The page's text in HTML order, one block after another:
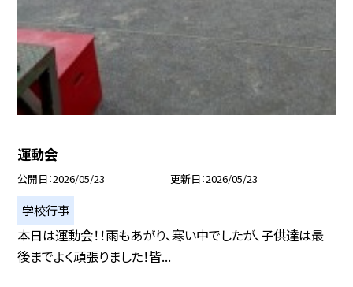
運動会
公開日 2026/05/23 更新日 2026/05/23
学校行事
本日は運動会！！雨もあがり、寒い中でしたが、子供達は最
後までよく頑張りました！皆...